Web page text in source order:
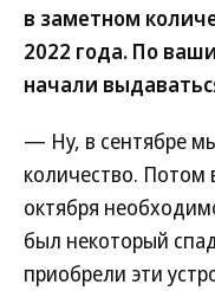
в заметном
2022 года. По
начали
— Ну, в сентябре
количество. Потом
октября
был некоторый
приобрели эти